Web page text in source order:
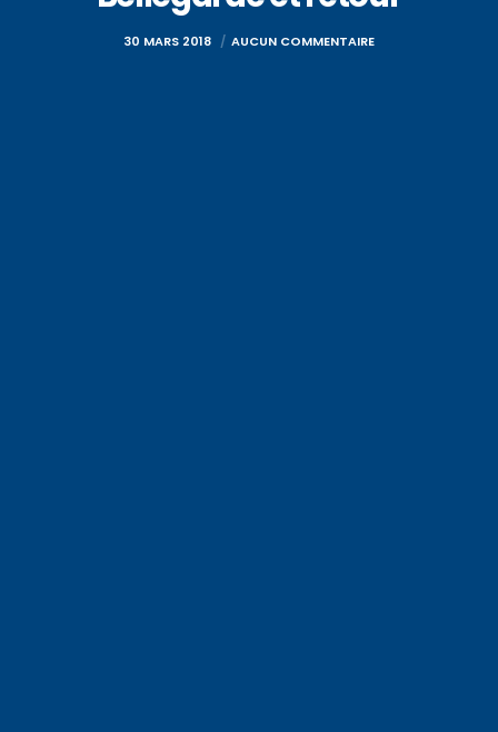
30 MARS 2018 AUCUN COMMENTAIRE